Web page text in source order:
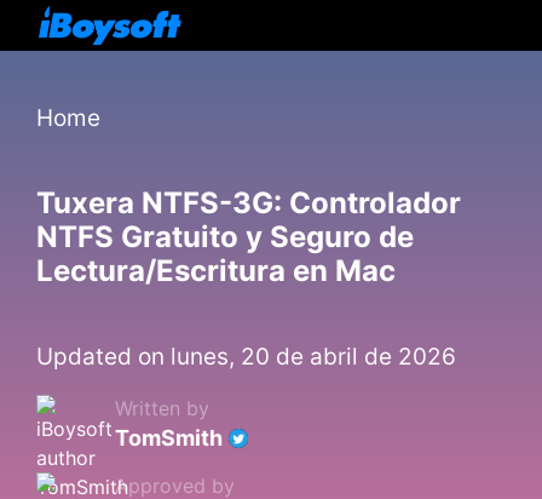
Home
Tuxera NTFS-3G: Controlador
NTFS Gratuito y Seguro de
Lectura/Escritura en Mac
Updated on lunes, 20 de abril de 2026
Written by
TomSmith
Approved by